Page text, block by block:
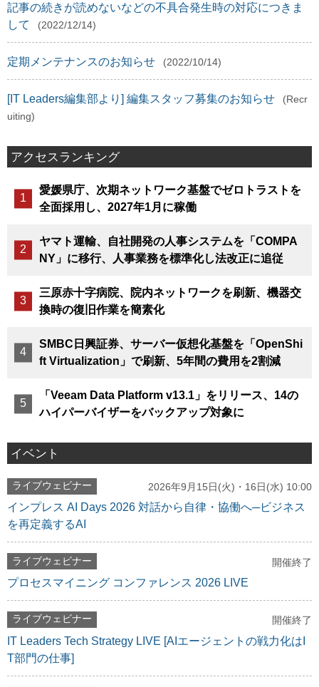
記事の続きが読めないなどの不具合発生時の対応につきま
して
(2022/12/14)
定期メンテナンスのお知らせ (2022/10/14)
[IT Leaders編集部より] 編集スタッフ募集のお知らせ
(Recr
uiting)
アクセスランキング
愛媛県庁、次期ネットワーク基盤でゼロトラストを
全面採用し、2027年1月に稼働
ヤマト運輸、自社開発の人事システムを「COMPA
NY」に移行、人事業務を標準化し法改正に追従
三原赤十字病院、院内ネットワークを刷新、機器交
換時の復旧作業を簡素化
SMBC日興証券、サーバー仮想化基盤を「OpenShi
ft Virtualization」で刷新、5年間の費用を2割減
「Veeam Data Platform v13.1」をリリース、14の
ハイパーバイザーをバックアップ対象に
イベント
ライブウェビナー 2026年9月15日(火)・16日(水) 10:00
インプレス AI Days 2026 対話から自律・協働へ─ビジネス
を再定義するAI
ライブウェビナー 開催終了
プロセスマイニング コンファレンス 2026 LIVE
ライブウェビナー 開催終了
IT Leaders Tech Strategy LIVE [AIエージェントの戦力化はI
T部門の仕事]